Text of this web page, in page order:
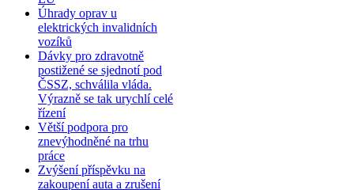
Úhrady oprav u
elektrických invalidních
vozíků
Dávky pro zdravotně
postižené se sjednotí pod
ČSSZ, schválila vláda.
Výrazně se tak urychlí celé
řízení
Větší podpora pro
znevýhodněné na trhu
práce
Zvýšení příspěvku na
zakoupení auta a zrušení